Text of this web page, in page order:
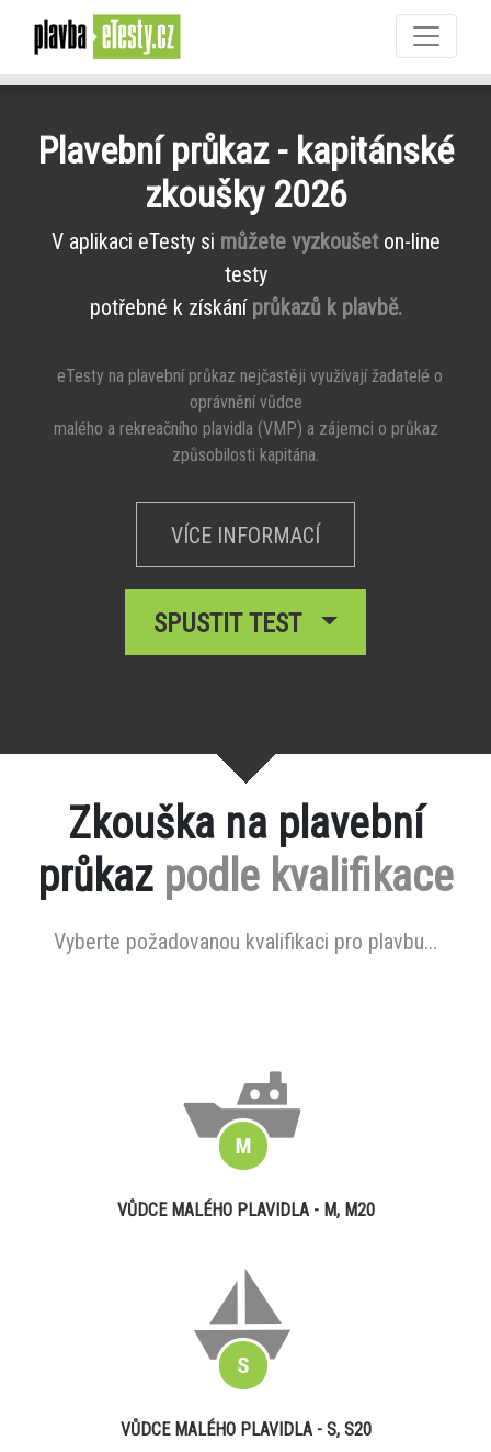
Plavební průkaz - kapitánské
zkoušky 2026
V aplikaci eTesty si můžete vyzkoušeton-line
testy
potřebné k získání průkazů k plavbě.
eTesty na plavební průkaz nejčastěji využívají žadatelé o
oprávnění vůdce
malého a rekreačního plavidla (VMP) a zájemci o průkaz
způsobilosti kapitána.
VÍCE INFORMACÍ
SPUSTIT TEST
Zkouška na plavební
průkaz podle kvalifikace
Vyberte požadovanou kvalifikaci pro plavbu...
VŮDCE MALÉHO PLAVIDLA - M, M20
VŮDCE MALÉHO PLAVIDLA - S, S20